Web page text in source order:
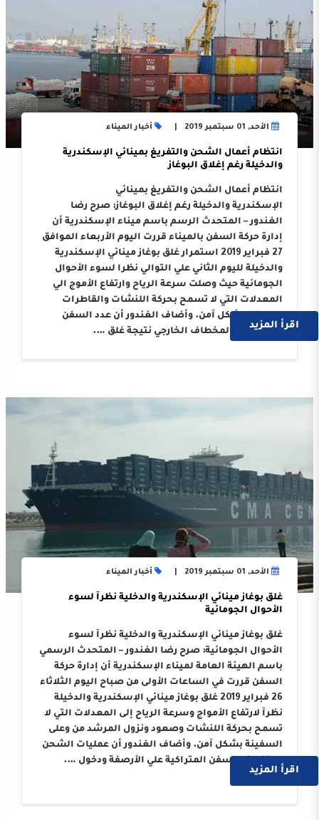
الأحد, 01 سبتمبر 2019 أخبار الميناء
انتظام أعمال الشحن والتفريغ بمينائي الإسكندرية
والدخيلة رغم إغلاق البوغاز
انتظام أعمال الشحن والتفريغ بمينائي
الإسكندرية والدخيلة رغم إغلاق البوغاز: صرح رضا
الغندور – المتحدث الرسم باسم ميناء الإسكندرية أن
إدارة حركة السفن بالميناء قررت اليوم الأربعاء الموافق
27 فبراير 2019 استمرار غلق بوغاز مينائي الإسكندرية
والدخيلة لليوم الثاني علي التوالي نظرا لسوء الأحوال
الجومائية حيث وصلت سرعة الرياح وارتفاع الأموج الي
المعدلات التي لا تسمح بحركة اللنشات والقاطرات
والسفن بشكل آمن. وأضاف الغندور أن عدد السفن
المتواجدة بالمخطاف الخارجي نتيجة غلق ….
اقرأ المزيد
الأحد, 01 سبتمبر 2019 أخبار الميناء
غلق بوغاز مينائي الإسكندرية والدخلية نظرآ لسوء
الأحوال الجومائية
غلق بوغاز مينائي الإسكندرية والدخلية نظرآ لسوء
الأحوال الجومائية: صرح رضا الغندور – المتحدث الرسمي
باسم الهيئة العامة لميناء الإسكندرية أن إدارة حركة
السفن قررت في الساعات الأولى من صباح اليوم الثلاثاء
26 فبراير 2019 غلق بوغاز مينائي الإسكندرية والدخيلة
نظرآ لارتفاع الأمواج وسرعة الرياح إلى المعدلات التي لا
تسمح بحركة اللنشات وصعود ونزول المرشد من وعلى
السفينة بشكل آمن. وأضاف الغندور أن عمليات الشحن
والتفريغ بالسفن المتراكية علي الأرصفة ودخول ….
اقرأ المزيد